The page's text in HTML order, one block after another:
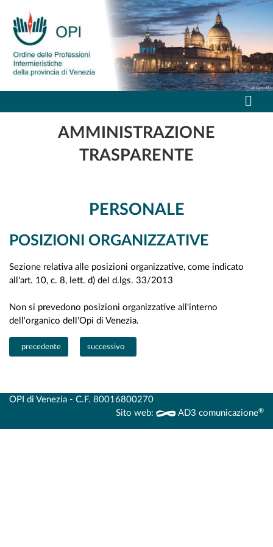
AMMINISTRAZIONE
TRASPARENTE
PERSONALE
POSIZIONI ORGANIZZATIVE
Sezione relativa alle posizioni organizzative, come indicato
all'art. 10, c. 8, lett. d) del d.lgs. 33/2013
Non si prevedono posizioni organizzative all'interno
dell'organico dell'Opi di Venezia.
Articolo precedente: Dirigenti
precedente Articolo successivo: Dotazione organica
successivo
OPI di Venezia - C.F. 80016800270
Sito web:
AD3 comunicazione®